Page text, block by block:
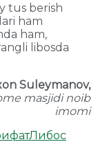
tus berish
ham
ham,
libosda
Suleymanov,
masjidi noib
imomi
Либос